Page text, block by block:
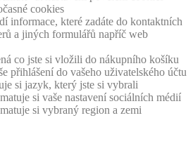
cookies
informace, které zadáte do kontaktních
a jiných formulářů napříč web
co jste si vložili do nákupního košíku
přihlášení do vašeho uživatelského účtu
si jazyk, který jste si vybrali
si vaše nastavení sociálních médií
si vybraný region a zemi